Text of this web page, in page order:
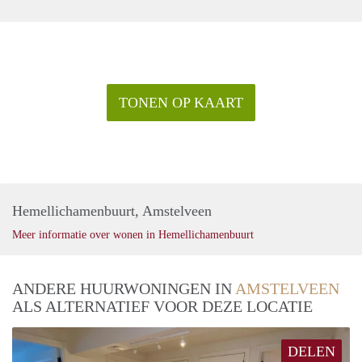
TONEN OP KAART
Hemellichamenbuurt, Amstelveen
Meer informatie over wonen in Hemellichamenbuurt
ANDERE HUURWONINGEN IN AMSTELVEEN
ALS ALTERNATIEF VOOR DEZE LOCATIE
DELEN